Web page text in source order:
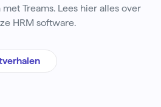
Treams. Lees hier alles over
HRM software.